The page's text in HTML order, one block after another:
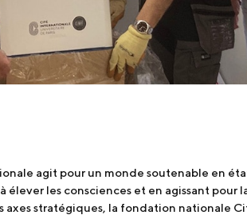
agit pour un monde soutenable en
les consciences et en agissant pour
axes stratégiques, la fondation nationale